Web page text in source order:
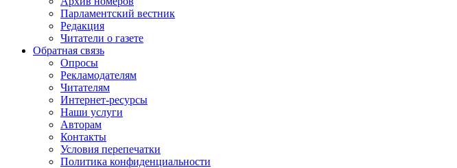
Парламентский вестник
Редакция
Читатели о газете
Обратная связь
Опросы
Рекламодателям
Читателям
Интернет-ресурсы
Наши услуги
Авторам
Контакты
Условия перепечатки
Политика конфиденциальности